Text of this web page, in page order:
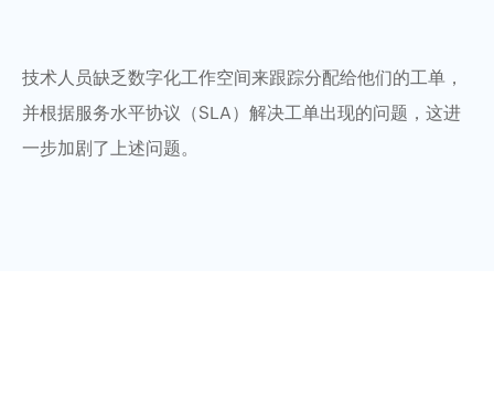
技术人员缺乏数字化工作空间来跟踪分配给他们的工单，
并根据服务水平协议（SLA）解决工单出现的问题，这进
一步加剧了上述问题。